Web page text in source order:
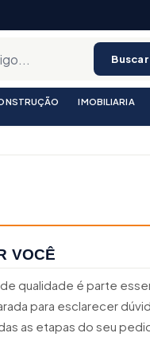
Buscar
IMOBILIARIA
VOCÊ
qualidade é parte
para esclarecer
as etapas do seu